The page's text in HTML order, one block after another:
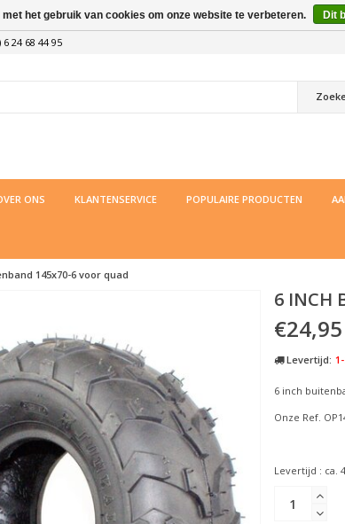
6 24 68 44 95
ONS KLANTENSERVICE POPULAIRE PRODUCTEN
145x70-6 voor quad
6 INCH
€24,95
Levertijd:
6 inch
Onze Ref.
Levertijd : ca.
het gebruik van cookies om onze website te verbeteren. Dit